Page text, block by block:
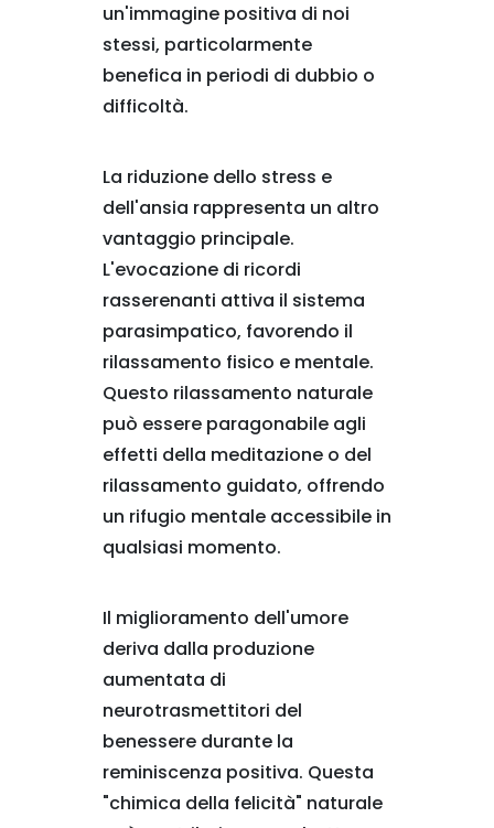
un'immagine positiva di noi
stessi, particolarmente
benefica in periodi di dubbio o
difficoltà.
La riduzione dello stress e
dell'ansia rappresenta un altro
vantaggio principale.
L'evocazione di ricordi
rasserenanti attiva il sistema
parasimpatico, favorendo il
rilassamento fisico e mentale.
Questo rilassamento naturale
può essere paragonabile agli
effetti della meditazione o del
rilassamento guidato, offrendo
un rifugio mentale accessibile in
qualsiasi momento.
Il miglioramento dell'umore
deriva dalla produzione
aumentata di
neurotrasmettitori del
benessere durante la
reminiscenza positiva. Questa
"chimica della felicità" naturale